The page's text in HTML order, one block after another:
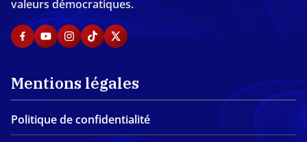
valeurs démocratiques.
Mentions légales
Politique de confidentialité